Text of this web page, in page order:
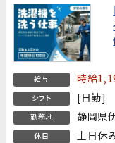
給与 時給
シフト [日勤]
勤務地 静岡県
休日 土日休